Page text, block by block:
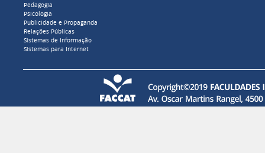
Pedagogia
Psicologia
Publicidade e Propaganda
Relações Públicas
Sistemas de Informação
Sistemas para Internet